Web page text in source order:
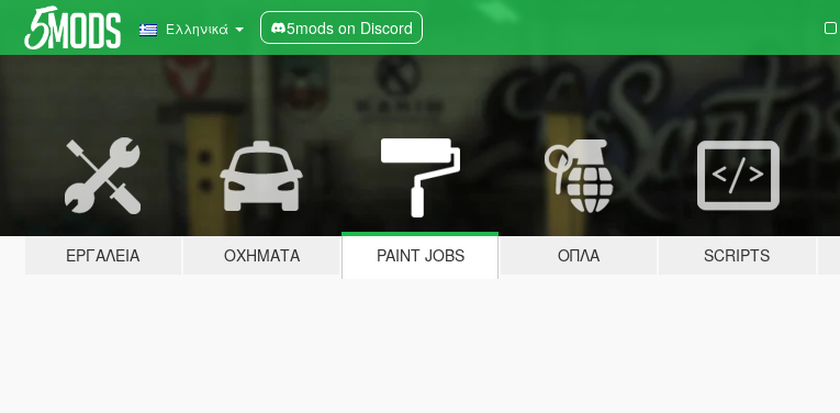
Ελληνικά 5mods on Discord
ΕΡΓΑΛΕΊΑ ΟΧΉΜΑΤΑ PAINT JOBS ΌΠΛΑ SCRIPTS